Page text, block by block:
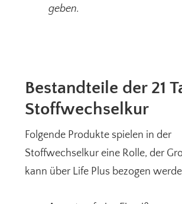
geben.
Bestandteile der 21
Stoffwechselkur
Folgende Produkte spielen in der
Stoffwechselkur eine Rolle, der
kann über Life Plus bezogen